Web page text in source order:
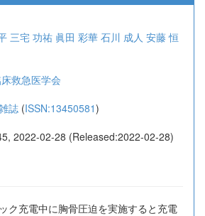
三宅 功祐 眞田 彩華 石川 成人 安藤 恒
救急医学会
誌 (ISSN:13450581)
2022-02-28 (Released:2022-02-28)
ク充電中に胸骨圧迫を実施すると充電